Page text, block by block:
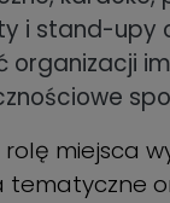
i stand-upy
organizacji
rolę miejsca